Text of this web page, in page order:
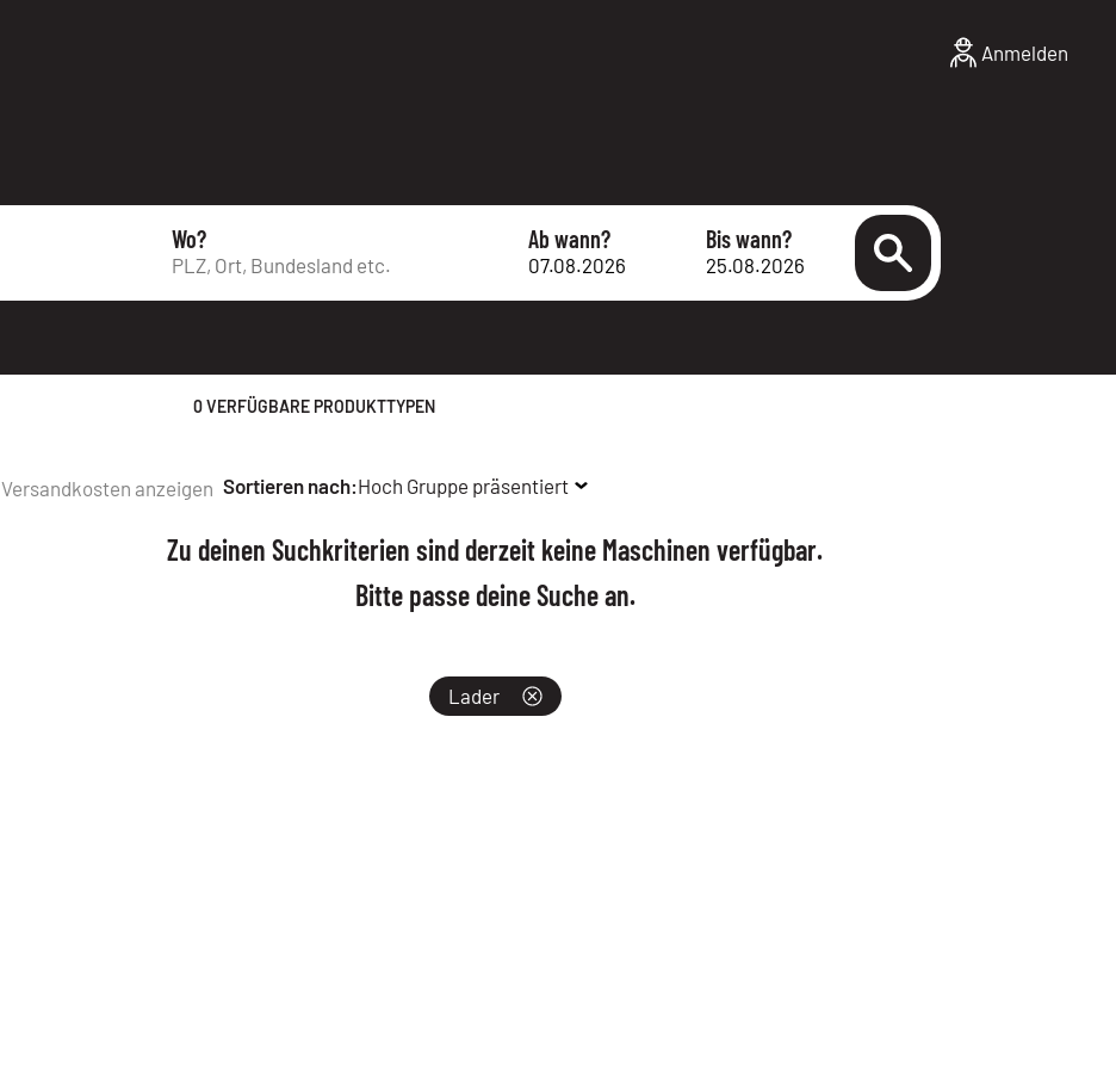
Anmelden
Wo? Ab wann? Bis wann?
0 VERFÜGBARE PRODUKTTYPEN
Versandkosten anzeigen Sortieren nach:Hoch Gruppe präsentiert
Zu deinen Suchkriterien sind derzeit keine Maschinen verfügbar.
Bitte passe deine Suche an.
Lader